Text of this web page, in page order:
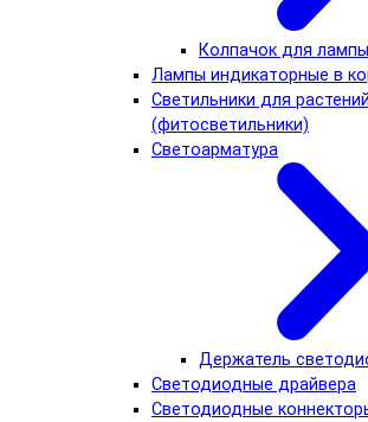
Колпачок для лампы
Лампы индикаторные в
Светильники для растений
(фитосветильники)
Светоарматура
Держатель
Светодиодные драйвера
Светодиодные